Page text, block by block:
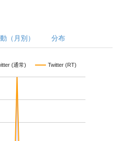
（月別） 分布
(通常) Twitter (RT)